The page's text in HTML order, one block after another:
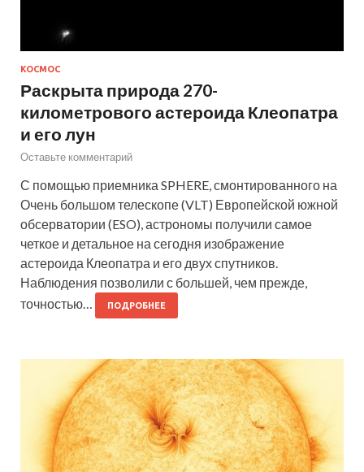
КОСМОС
Раскрыта природа 270-
километрового астероида Клеопатра
и его лун
Оставьте комментарий
С помощью приемника SPHERE, смонтированного на
Очень большом телескопе (VLT) Европейской южной
обсерватории (ESO), астрономы получили самое
четкое и детальное на сегодня изображение
астероида Клеопатра и его двух спутников.
Наблюдения позволили с большей, чем прежде,
точностью…
ПОДРОБНЕЕ